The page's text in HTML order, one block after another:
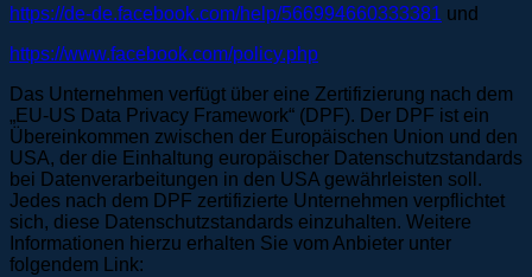
https://de-de.facebook.com/help/566994660333381 und
https://www.facebook.com/policy.php
Das Unternehmen verfügt über eine Zertifizierung nach dem
„EU-US Data Privacy Framework“ (DPF). Der DPF ist ein
Übereinkommen zwischen der Europäischen Union und den
USA, der die Einhaltung europäischer Datenschutzstandards
bei Datenverarbeitungen in den USA gewährleisten soll.
Jedes nach dem DPF zertifizierte Unternehmen verpflichtet
sich, diese Datenschutzstandards einzuhalten. Weitere
Informationen hierzu erhalten Sie vom Anbieter unter
folgendem Link: